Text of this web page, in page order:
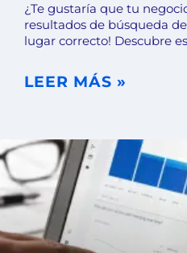
¿Te gustaría que tu
resultados de búsqueda de
lugar correcto! Descubre
LEER MÁS »